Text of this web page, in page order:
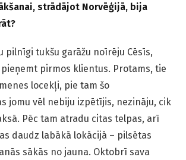
strādājot Norvēģijā, bija
pilnīgi tukšu garāžu noīrēju Cēsīs,
pirmos klientus. Protams, tie
locekļi, pie tam šo
jomu vēl nebiju izpētījis, nezināju, cik
Pēc tam atradu citas telpas, arī
daudz labākā lokācijā – pilsētas
sākās no jauna. Oktobrī sava